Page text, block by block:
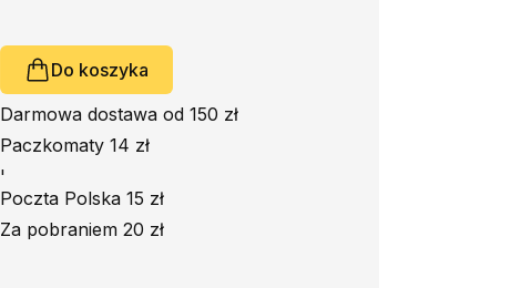
Do koszyka
Darmowa dostawa od 150 zł
Paczkomaty 14 zł
'
Poczta Polska 15 zł
Za pobraniem 20 zł